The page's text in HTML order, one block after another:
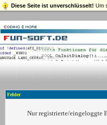
Diese Seite ist unverschlüsselt! Um
Fehler
Nur registrierte/eingeloggte